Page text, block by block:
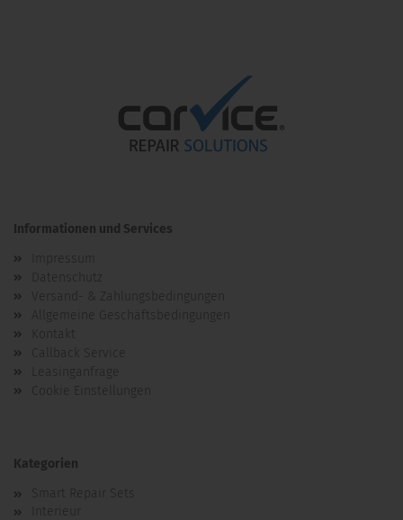
Informationen und Services
Impressum
Datenschutz
Versand- & Zahlungsbedingungen
Allgemeine Geschäftsbedingungen
Kontakt
Callback Service
Leasinganfrage
Cookie Einstellungen
Kategorien
Smart Repair Sets
Interieur